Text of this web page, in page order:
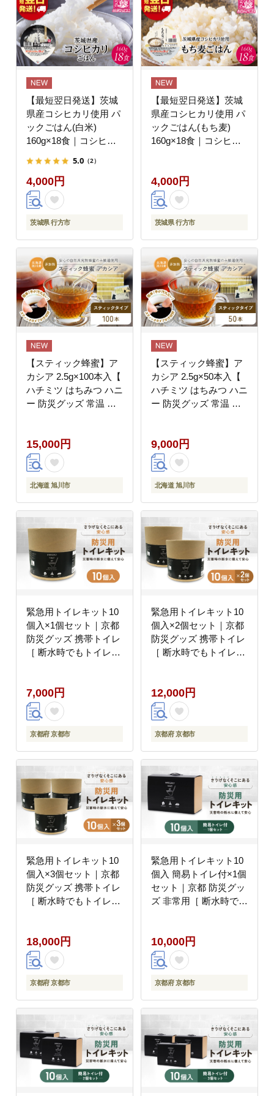
【最短翌日発送】茨城
県産コシヒカリ使用 パ
ックごはん(白米)
160g×18食｜コシヒカ
ックご飯 パックごはん
備蓄 防災 簡単 最短翌
日 スピード発送 茨城県
行方市(HE-4)
5.0 （2）
4,000円
茨城県 行方市
【最短翌日発送】茨城
県産コシヒカリ使用 パ
ックごはん(もち麦)
160g×18食｜コシヒカ
ん 備蓄 防災 簡単 最短
翌日 スピード発送 茨城
県 行方市(HE-5)
4,000円
茨城県 行方市
【スティック蜂蜜】ア
カシア 2.5g×100本入【
ハチミツ はちみつ ハニ
ー 防災グッズ 常温 保
】_00512
15,000円
北海道 旭川市
【スティック蜂蜜】ア
カシア 2.5g×50本入【
ハチミツ はちみつ ハニ
ー 防災グッズ 常温 保
】_05350
9,000円
北海道 旭川市
緊急用トイレキット10
個入×1個セット｜京都
防災グッズ 携帯トイレ
［ 断水時でもトイレが
おすすめ 災害用 凝固剤
排泄袋 備蓄品 豪雨 地
震 台風 断水 洪水 災害
長期保存 通販 送料無料
7,000円
京都府 京都市
緊急用トイレキット10
個入×2個セット｜京都
防災グッズ 携帯トイレ
［ 断水時でもトイレが
おすすめ 災害用 凝固剤
排泄袋 備蓄品 豪雨 地
震 台風 断水 洪水 災害
長期保存 通販 送料無料
12,000円
京都府 京都市
緊急用トイレキット10
個入×3個セット｜京都
防災グッズ 携帯トイレ
［ 断水時でもトイレが
おすすめ 災害用 凝固剤
排泄袋 備蓄品 豪雨 地
震 台風 断水 洪水 災害
長期保存 通販 送料無料
18,000円
京都府 京都市
緊急用トイレキット10
個入 簡易トイレ付×1個
セット｜京都 防災グッ
ズ 非常用［ 断水時でも
キット 簡易トイレ 人気
おすすめ 災害用 凝固剤
排泄袋 備蓄品 豪雨 地
震 台風 断水 洪水 災害
］
10,000円
京都府 京都市